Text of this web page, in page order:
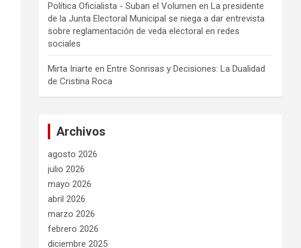
Política Oficialista - Suban el Volumen enLa presidente
de la Junta Electoral Municipal se niega a dar entrevista
sobre reglamentación de veda electoral en redes
sociales
Mirta Iriarte enEntre Sonrisas y Decisiones: La Dualidad
de Cristina Roca
Archivos
agosto 2026
julio 2026
mayo 2026
abril 2026
marzo 2026
febrero 2026
diciembre 2025